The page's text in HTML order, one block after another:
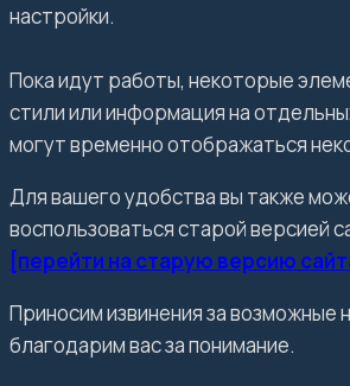
настройки.
Пока идут работы, некоторые
стили или информация на
могут временно отображаться
Для вашего удобства вы также
воспользоваться старой версией
[перейти на старую версию
Приносим извинения за возможные
благодарим вас за понимание.